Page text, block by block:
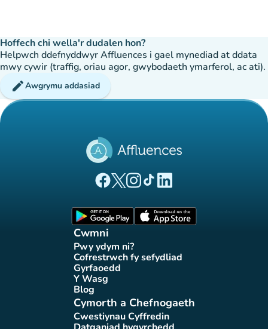
Hoffech chi wella'r dudalen hon?
Helpwch ddefnyddwyr Affluences i gael mynediad at ddata
mwy cywir (traffig, oriau agor, gwybodaeth ymarferol, ac ati).
editAwgrymu addasiad
(tab newydd)
(tab newydd)
(tab newydd)
(tab newydd)
(tab newydd)
Cwmni
Pwy ydym ni?
(tab newydd)
Cofrestrwch fy sefydliad
(tab newydd)
Gyrfaoedd(tab newydd)
Y Wasg(tab newydd)
Blog(tab newydd)
Cymorth a Chefnogaeth
Cwestiynau Cyffredin
(tab newydd)